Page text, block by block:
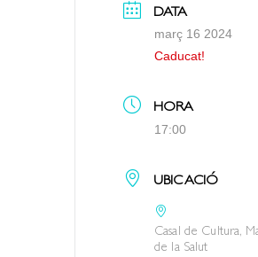
DATA
març 16 2024
Caducat!
HORA
17:00
UBICACIÓ
Casal de Cultura,
de la Salut